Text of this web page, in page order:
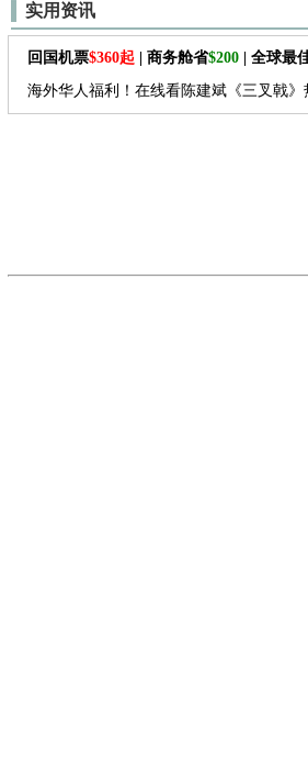
实用资讯
回国机票$360起 | 商务舱省$200 | 全球最
海外华人福利！在线看陈建斌《三叉戟